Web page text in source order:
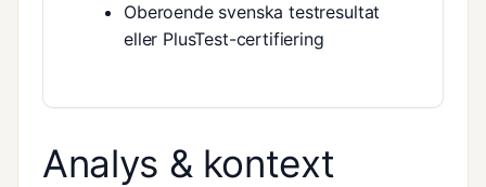
Oberoende svenska testresultat
eller PlusTest-certifiering
Analys & kontext